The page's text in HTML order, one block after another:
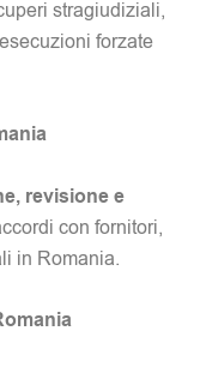
stragiudiziali,
forzate
revisione e
con fornitori,
in Romania.